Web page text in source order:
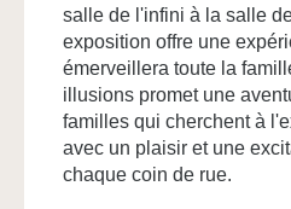
salle de l'infini à la salle
exposition offre une
émerveillera toute la
illusions promet une
familles qui cherchent à
avec un plaisir et une
chaque coin de rue.
Blog
Réserver
5 Vlacháva,